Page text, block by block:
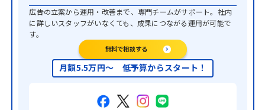
広告の立案から運用・改善まで、専門チームがサポート。社内
に詳しいスタッフがいなくても、成果につながる運用が可能で
す。
無料で相談する
月額5.5万円～ 低予算からスタート！